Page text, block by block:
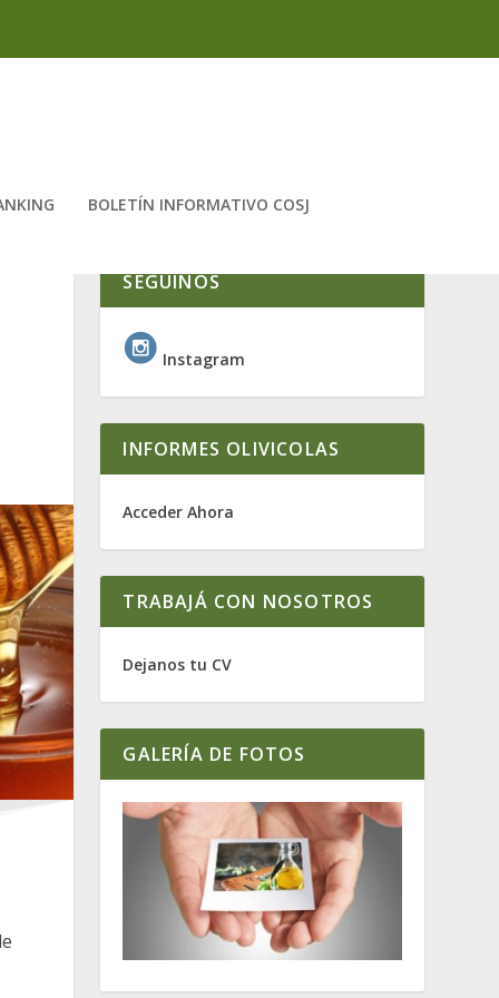
BOLETÍN INFORMATIVO COSJ
SEGUINOS
Instagram
INFORMES OLIVICOLAS
Acceder Ahora
TRABAJÁ CON NOSOTROS
Dejanos tu CV
GALERÍA DE FOTOS